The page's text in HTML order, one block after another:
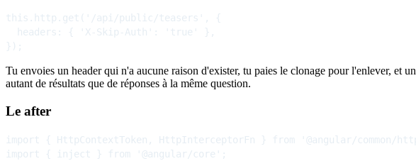
this.http.get('/api/public/teasers', {
  headers: { 'X-Skip-Auth': 'true' },
Tu envoies un header qui n'a aucune raison d'exister, tu paies le clonage pour l'enlever, et
autant de résultats que de réponses à la même question.
Le after
import { HttpContextToken, HttpInterceptorFn } from '@angular/common/
import { inject } from '@angular/core';